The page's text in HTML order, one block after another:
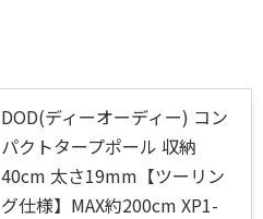
DOD(ディーオーディー) コン
パクトタープポール 収納
40cm 太さ19mm【ツーリン
グ仕様】MAX約200cm XP1-